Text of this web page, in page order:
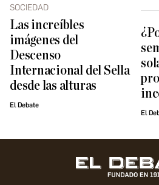
SOCIEDAD
Las increíbles
imágenes del
Descenso
Internacional del Sella
desde las alturas
El Debate
El